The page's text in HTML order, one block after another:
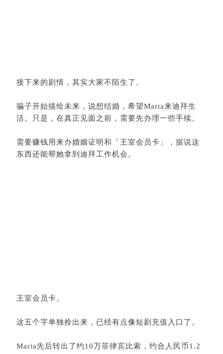
接下来的剧情，其实大家不陌生了。
骗子开始描绘未来，说想结婚，希望Maria来迪拜生
活。只是，在真正见面之前，需要先办理一些手续。
需要赚钱用来办婚姻证明和「 王室会员卡 」，据说这
东西还能帮她拿到迪拜工作机会。
王室会员卡。
这五个字单独拎出来，已经有点像短剧充值入口了。
Maria先后转出了约10万菲律宾比索，约合人民币1.2